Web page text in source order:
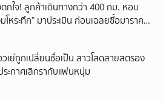
กใจ! ลูกค้าเดินทางกว่า 400 กม. หอบ
โหระทึก” มาประเมิน ก่อนเฉลยซื้อมาราคา
เย่ถูกเปลี่ยนชื่อเป็น สาวโสดสายสตรอง
ะกาศเลิกรากับแฟนหนุ่ม